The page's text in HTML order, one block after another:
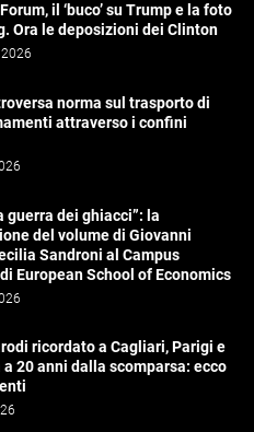
il ‘buco’ su Trump e la foto
Ora le deposizioni dei Clinton
norma sul trasporto di
attraverso i confini
guerra dei ghiacci”: la
del volume di Giovanni
Sandroni al Campus
European School of Economics
ricordato a Cagliari, Parigi e
a 20 anni dalla scomparsa: ecco